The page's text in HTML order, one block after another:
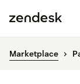
Marketplace